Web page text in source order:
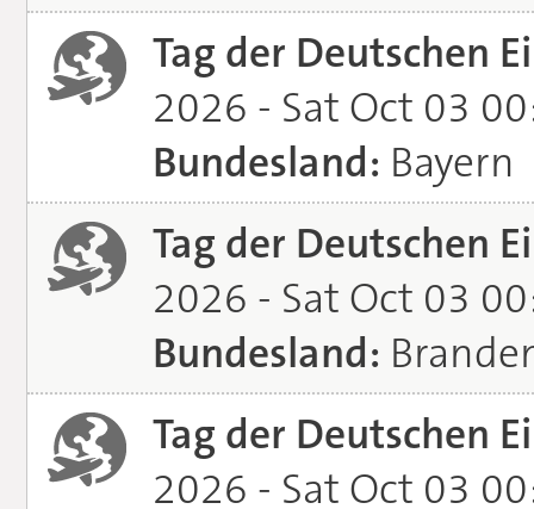
Tag der Deutschen
2026 - Sat Oct 03
Bundesland: Bayern
Tag der Deutschen
2026 - Sat Oct 03
Bundesland:
Tag der Deutschen
2026 - Sat Oct 03